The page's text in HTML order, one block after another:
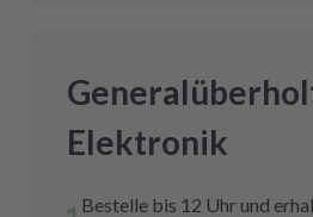
Elektronik
Bestelle bis 12 Uhr und